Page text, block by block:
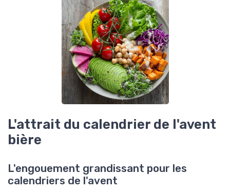
L'attrait du calendrier de l'avent
bière
L'engouement grandissant pour les
calendriers de l'avent